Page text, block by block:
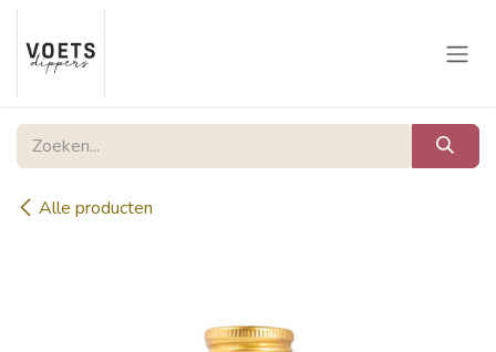
Overslaan naar inhoud
Alle producten